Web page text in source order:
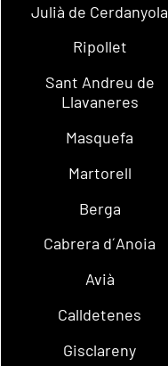
Julià de Cerdanyola
Ripollet
Sant Andreu de
Llavaneres
Masquefa
Martorell
Berga
Cabrera d´Anoia
Avià
Calldetenes
Gisclareny